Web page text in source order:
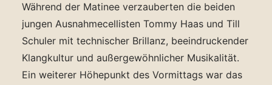
Während der Matinee verzauberten die beiden
jungen Ausnahmecellisten Tommy Haas und Till
Schuler mit technischer Brillanz, beeindruckender
Klangkultur und außergewöhnlicher Musikalität.
Ein weiterer Höhepunkt des Vormittags war das